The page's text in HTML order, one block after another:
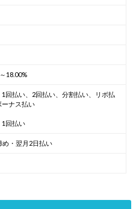
18.00%
1回払い、2回払い、分割払い、リボ払
ーナス払い
1回払い
め・翌月2日払い